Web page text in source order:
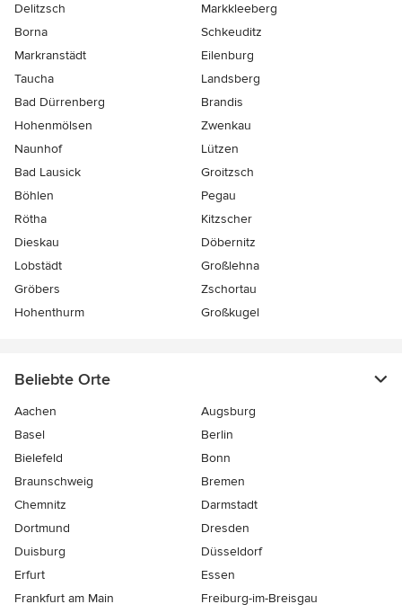
Delitzsch
Markkleeberg
Borna
Schkeuditz
Markranstädt
Eilenburg
Taucha
Landsberg
Bad Dürrenberg
Brandis
Hohenmölsen
Zwenkau
Naunhof
Lützen
Bad Lausick
Groitzsch
Böhlen
Pegau
Rötha
Kitzscher
Dieskau
Döbernitz
Lobstädt
Großlehna
Gröbers
Zschortau
Hohenthurm
Großkugel
Beliebte Orte
Aachen
Augsburg
Basel
Berlin
Bielefeld
Bonn
Braunschweig
Bremen
Chemnitz
Darmstadt
Dortmund
Dresden
Duisburg
Düsseldorf
Erfurt
Essen
Frankfurt am Main
Freiburg-im-Breisgau